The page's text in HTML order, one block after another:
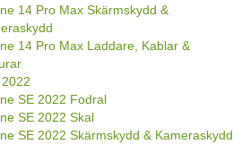
14 Pro Max Skärmskydd &
14 Pro Max Laddare, Kablar &
SE 2022 Fodral
SE 2022 Skal
SE 2022 Skärmskydd & Kameraskydd